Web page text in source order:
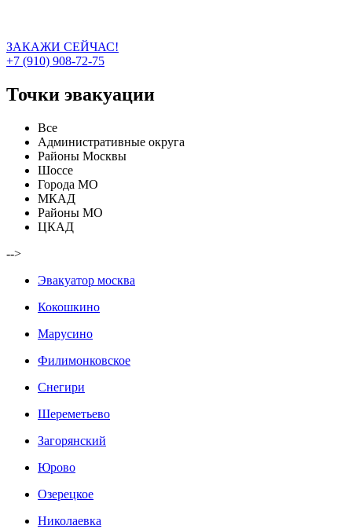
ЗАКАЖИ СЕЙЧАС!
+7 (910) 908-72-75
Точки эвакуации
Все
Административные округа
Районы Москвы
Шоссе
Города МО
МКАД
Районы МО
ЦКАД
-->
Эвакуатор москва
Кокошкино
Марусино
Филимонковское
Снегири
Шереметьево
Загорянский
Юрово
Озерецкое
Николаевка